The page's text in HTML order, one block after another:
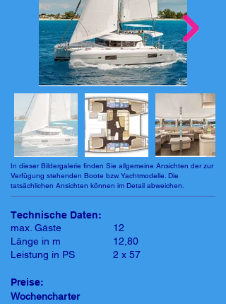
In dieser Bildergalerie finden Sie allgemeine Ansichten der zur
Verfügung stehenden Boote bzw. Yachtmodelle. Die
tatsächlichen Ansichten können im Detail abweichen.
Technische Daten:
max. Gäste
Länge in m
Leistung in PS
12
12,80
2 x 57
Preise:
Wochencharter